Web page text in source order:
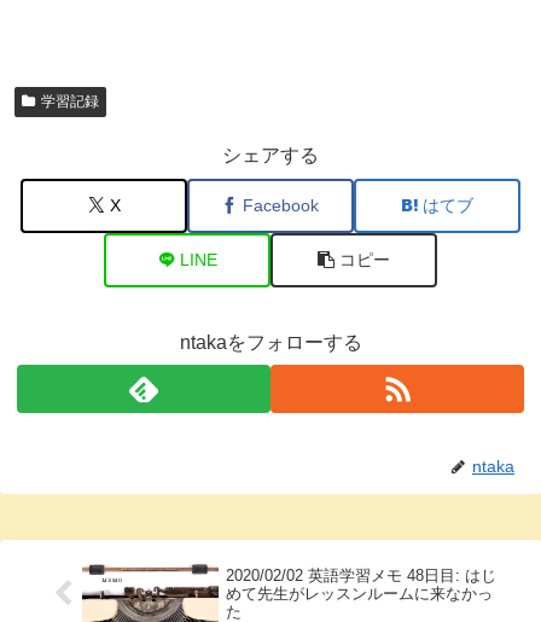
学習記録
シェアする
X Facebook はてブ
LINE コピー
ntakaをフォローする
ntaka
2020/02/02 英語学習メモ 48日目: はじ
めて先生がレッスンルームに来なかっ
た